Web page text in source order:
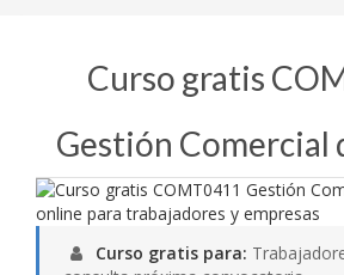
Curso gratis
Gestión Comercial
Curso gratis para: